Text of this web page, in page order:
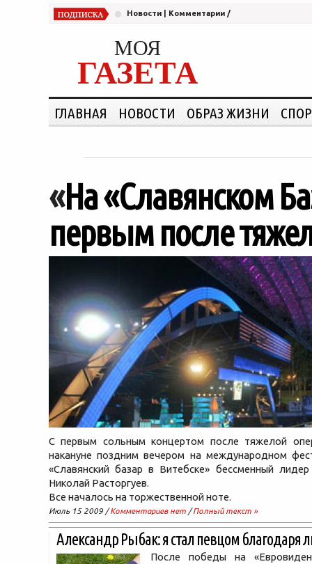
Новости Комментарии /
МОЯ
ГАЗЕТА
ГЛАВНАЯ НОВОСТИ ОБРАЗ ЖИЗНИ
«На «Славянском
первым после
С первым сольным концертом после тяжелой
накануне поздним вечером на международном
«Славянский базар в Витебске» бессменный
Николай Расторгуев.
Все началось на торжественной ноте.
Июль 15 2009 /Комментариев нет /Полный текст »
Александр Рыбак: я стал певцом благодаря
После победы на